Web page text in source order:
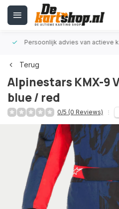
Persoonlijk advies van actieve
Terug
Alpinestars KMX-9
blue / red
0/5 (0 Reviews)